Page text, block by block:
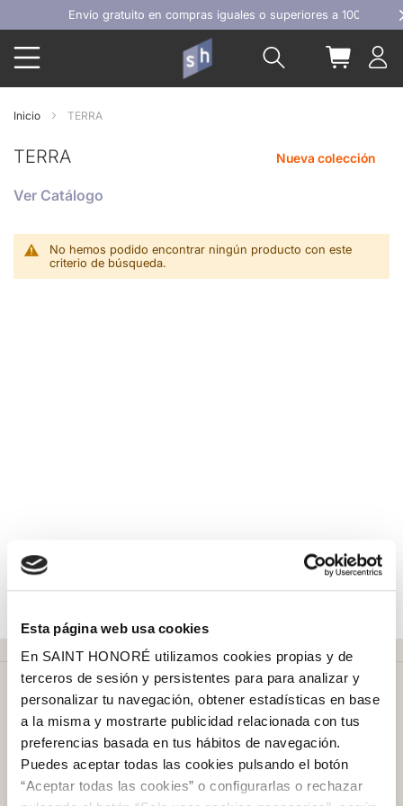
Esta página web usa cookies
En SAINT HONORÉ utilizamos cookies propias y de
terceros de sesión y persistentes para para analizar y
personalizar tu navegación, obtener estadísticas en base
a la misma y mostrarte publicidad relacionada con tus
preferencias basada en tus hábitos de navegación.
Puedes aceptar todas las cookies pulsando el botón
“Aceptar todas las cookies” o configurarlas o rechazar
Ir
al
contenido
Envío gratuito en compras iguales o superiores a 100€
Buscar Mi
Inicio TERRA
TERRA
Ver Catálogo
Nueva colección
No hemos podido encontrar ningún producto con este
criterio de búsqueda.
Más de 50 añosen el mercado